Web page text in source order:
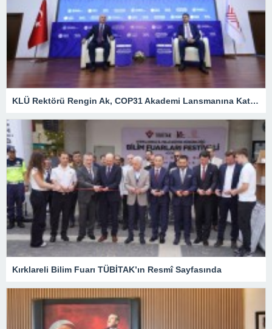
KLÜ Rektörü Rengin Ak, COP31 Akademi Lansmanına Katıldı
Kırklareli Bilim Fuarı TÜBİTAK’ın Resmî Sayfasında